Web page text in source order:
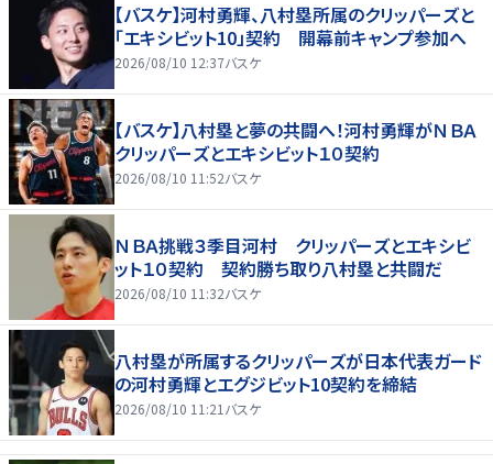
【バスケ】河村勇輝、八村塁所属のクリッパーズと
「エキシビット10」契約 開幕前キャンプ参加へ
2026/08/10 12:37バスケ
【バスケ】八村塁と夢の共闘へ！河村勇輝がＮＢＡ
クリッパーズとエキシビット１０契約
2026/08/10 11:52バスケ
ＮＢＡ挑戦３季目河村 クリッパーズとエキシビ
ット１０契約 契約勝ち取り八村塁と共闘だ
2026/08/10 11:32バスケ
八村塁が所属するクリッパーズが日本代表ガード
の河村勇輝とエグジビット10契約を締結
2026/08/10 11:21 バスケ